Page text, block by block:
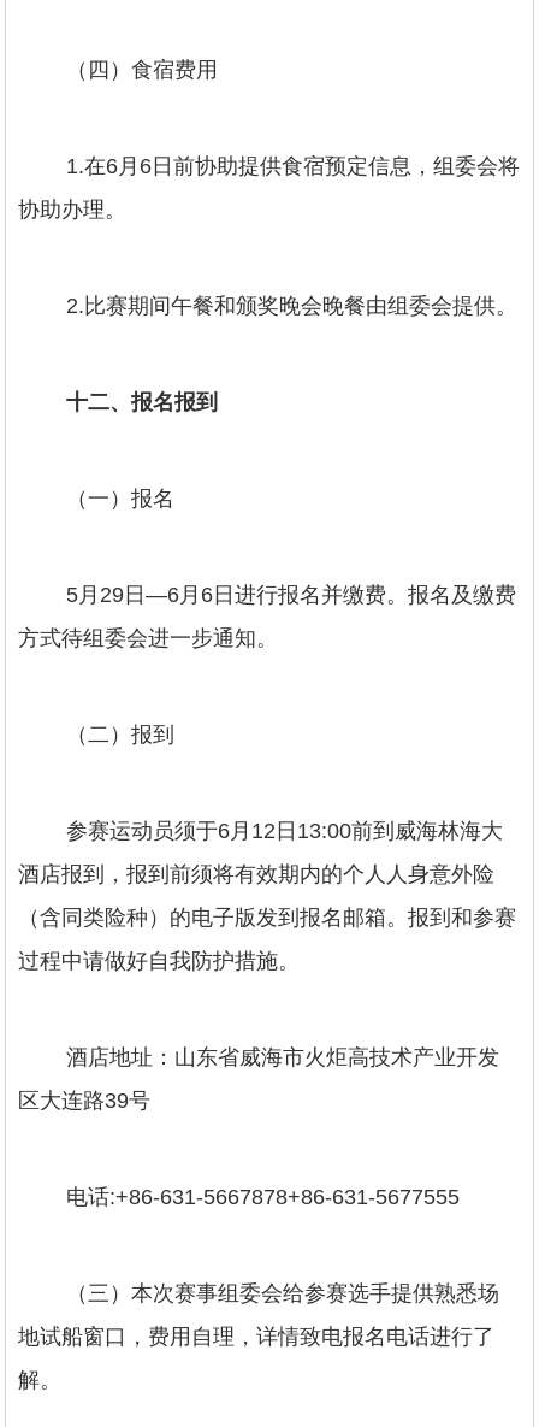
（四）食宿费用
1.在6月6日前协助提供食宿预定信息，组委会将
协助办理。
2.比赛期间午餐和颁奖晚会晚餐由组委会提供。
十二、报名报到
（一）报名
5月29日—6月6日进行报名并缴费。报名及缴费
方式待组委会进一步通知。
（二）报到
参赛运动员须于6月12日13:00前到威海林海大
酒店报到，报到前须将有效期内的个人人身意外险
（含同类险种）的电子版发到报名邮箱。报到和参赛
过程中请做好自我防护措施。
酒店地址：山东省威海市火炬高技术产业开发
区大连路39号
电话:+86-631-5667878+86-631-5677555
（三）本次赛事组委会给参赛选手提供熟悉场
地试船窗口，费用自理，详情致电报名电话进行了
解。